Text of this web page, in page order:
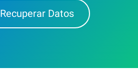
Recuperar Datos